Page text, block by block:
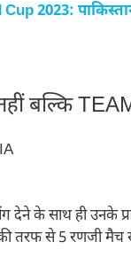
2023:
बल्कि
देने के साथ ही
तरफ से 5 रणजी मैच